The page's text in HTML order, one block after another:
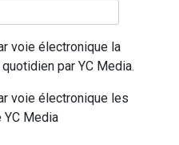
voie électronique la
par YC Media.
voie électronique les
Media